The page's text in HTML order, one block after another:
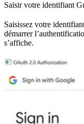
Saisir votre identifiant
Saisissez votre
démarrer
s’affiche.